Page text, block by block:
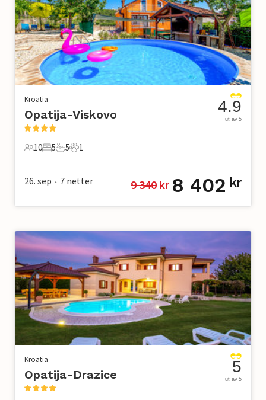
Kroatia
Opatija-Viskovo
10 Gjester
10
5 Soverom
5
5 Bad
5
1 Kjæledyr
1
4.9
ut av 5
26. sep • 7 netter 9 340 kr 8 402 kr
Kroatia
Opatija-Drazice 5
ut av 5